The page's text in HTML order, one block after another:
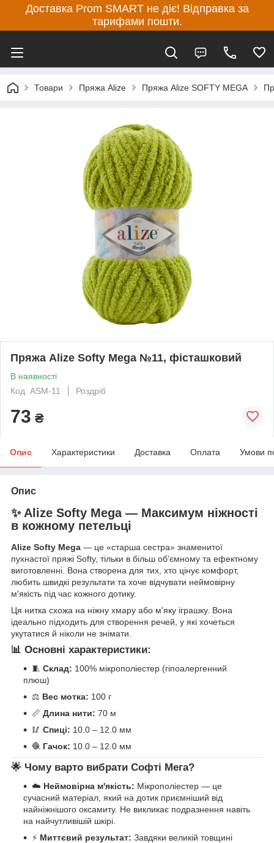
Доставка Prom SMART не діє! Відправка за
тарифами пошти.
Товари Пряжа Alize Пряжа Alize SOFTY MEGA
Пряжа Alize Softy Mega №11, фісташковий
В наявності
Код: ASM-11
Роздріб
73 ₴
Опис Характеристики Доставка Оплата Умови
Опис
✨ Alize Softy Mega — Максимум ніжності
в кожному петельці
Alize Softy Mega — це «старша сестра» знаменитої
пухнастої пряжі Softy, тільки в більш об'ємному та ефектному
виготовленні. Вона створена для тих, хто цінує комфорт,
любить швидкі результати та хоче відчувати неймовірну
м'якість під час кожного дотику.
Ця нитка схожа на ніжну хмару або м'яку іграшку. Вона
ідеально підходить для створення речей, у які хочеться
укутатися й ніколи не знімати.
📊 Основні характеристики:
🧵 Склад: 100% мікрополіестер (гіпоалергенний
плюш)
⚖️ Вес мотка: 100 г
📏 Длина нити: 70 м
🥢 Спиці: 10.0 – 12.0 мм
🧶 Гачок: 10.0 – 12.0 мм
🌟 Чому варто вибрати Софті Мега?
☁️ Неймовірна м'якість: Мікрополіестер — це
сучасний матеріал, який на дотик приємніший від
найніжнішого оксамиту. Не викликає подразнення навіть
на найчутливішій шкірі.
⚡ Миттєвий результат: Завдяки великій товщині